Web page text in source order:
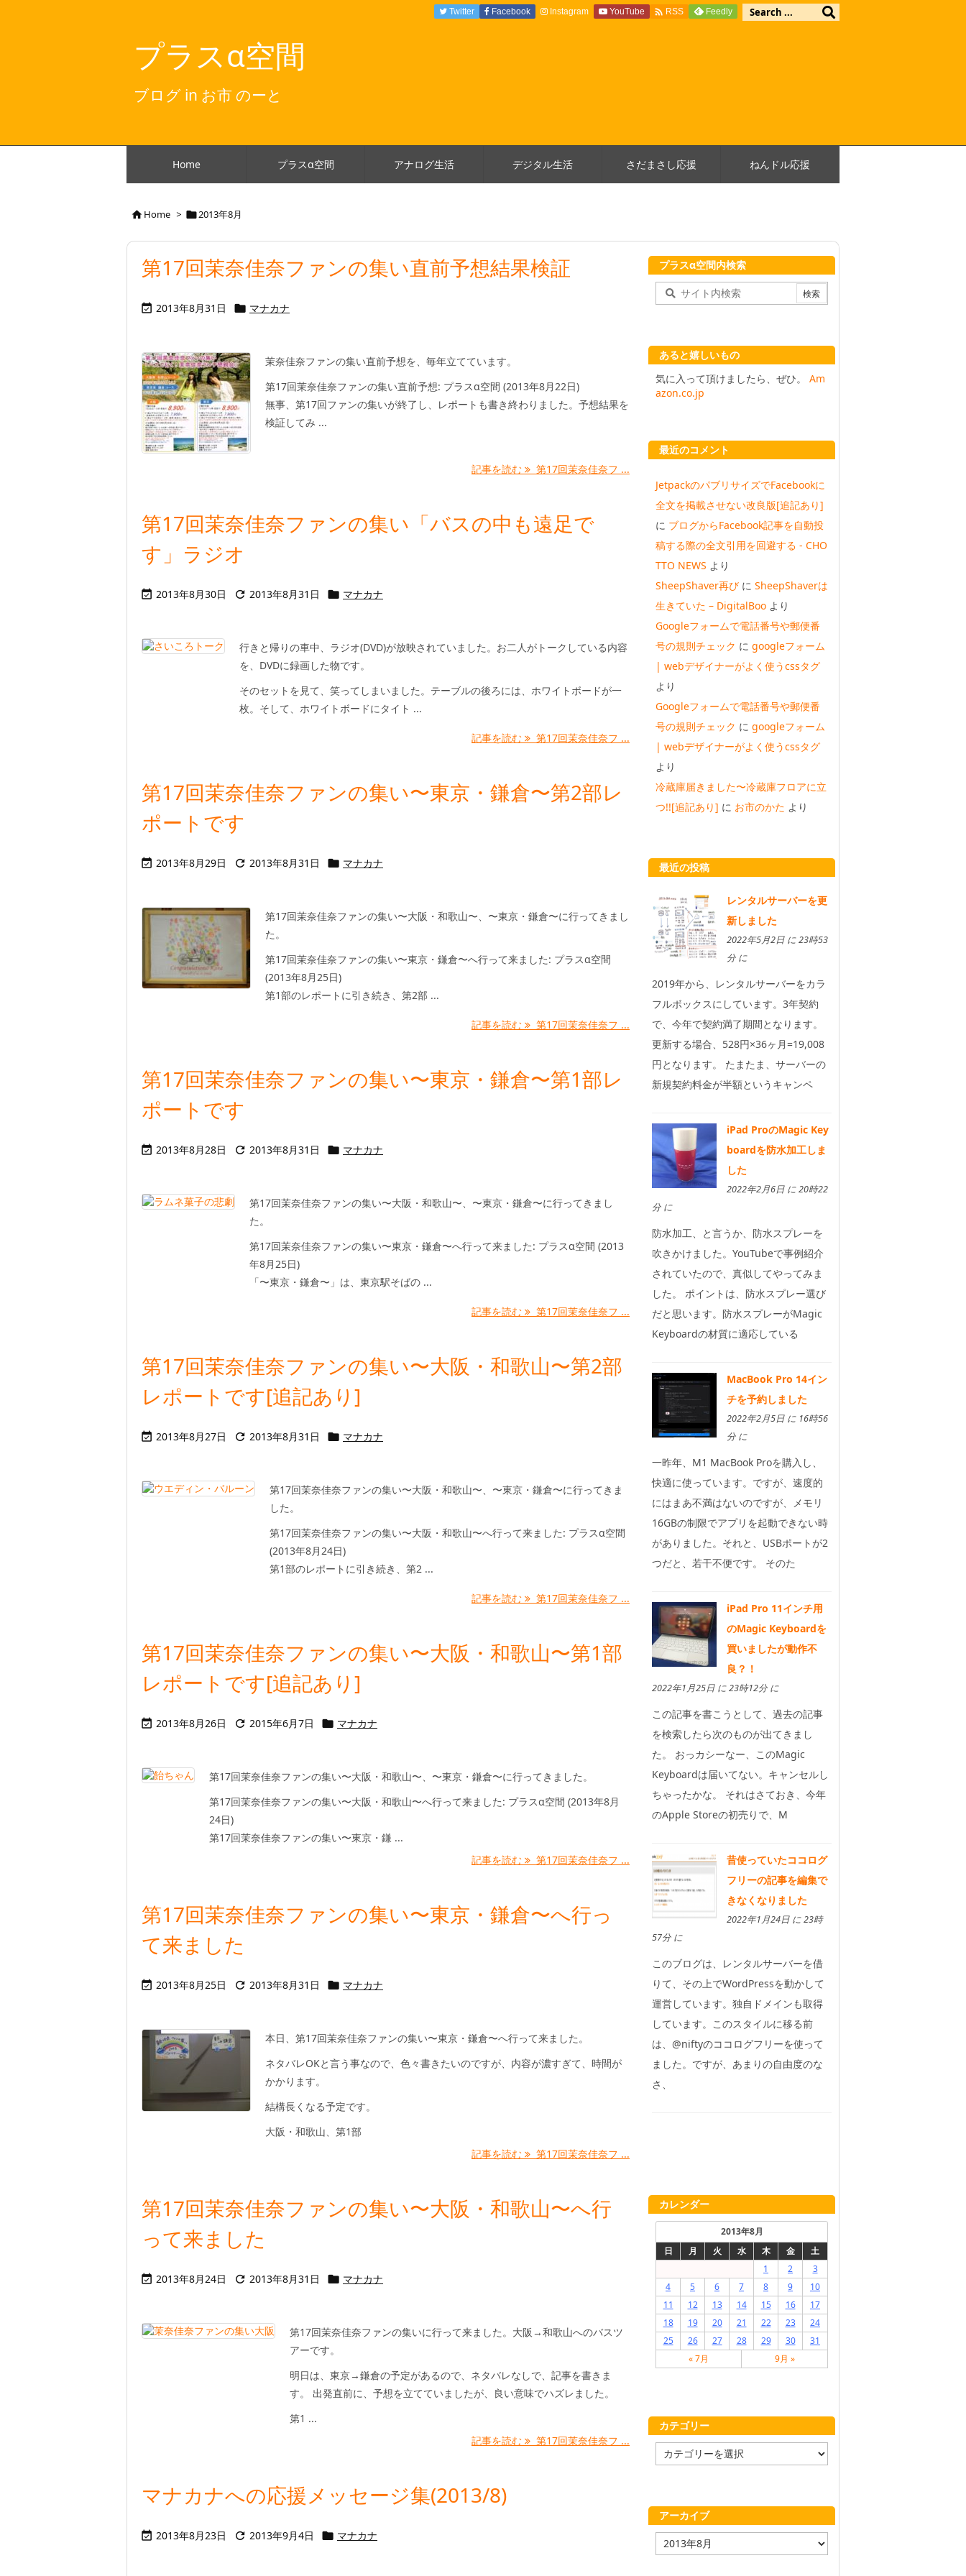
プラスα空間
ブログ in お市 のーと
Home プラスα空間 アナログ生活 デジタル生活 さだまさし応援 ねんドル応援
Twitter Facebook Instagram YouTube  RSS Feedly
Home > 2013年8月
第17回茉奈佳奈ファンの集い直前予想結果検証
 2013年8月31日  マナカナ
茉奈佳奈ファンの集い直前予想を、毎年立てています。
第17回茉奈佳奈ファンの集い直前予想: プラスα空間 (2013年8月22日)
無事、第17回ファンの集いが終了し、レポートも書き終わりました。予想結果を
検証してみ ...
記事を読む 第17回茉奈佳奈フ ...
第17回茉奈佳奈ファンの集い「バスの中も遠足で
す」ラジオ
 2013年8月30日  2013年8月31日  マナカナ
行きと帰りの車中、ラジオ(DVD)が放映されていました。お二人がトークしている内容
を、DVDに録画した物です。
そのセットを見て、笑ってしまいました。テーブルの後ろには、ホワイトボードが一
枚。そして、ホワイトボードにタイト ...
記事を読む 第17回茉奈佳奈フ ...
第17回茉奈佳奈ファンの集い〜東京・鎌倉〜第2部レ
ポートです
 2013年8月29日  2013年8月31日  マナカナ
第17回茉奈佳奈ファンの集い〜大阪・和歌山〜、〜東京・鎌倉〜に行ってきまし
た。
第17回茉奈佳奈ファンの集い〜東京・鎌倉〜へ行って来ました: プラスα空間
(2013年8月25日)
第1部のレポートに引き続き、第2部 ...
記事を読む 第17回茉奈佳奈フ ...
第17回茉奈佳奈ファンの集い〜東京・鎌倉〜第1部レ
ポートです
 2013年8月28日  2013年8月31日  マナカナ
第17回茉奈佳奈ファンの集い〜大阪・和歌山〜、〜東京・鎌倉〜に行ってきまし
た。
第17回茉奈佳奈ファンの集い〜東京・鎌倉〜へ行って来ました: プラスα空間 (2013
年8月25日)
「〜東京・鎌倉〜」は、東京駅そばの ...
記事を読む 第17回茉奈佳奈フ ...
第17回茉奈佳奈ファンの集い〜大阪・和歌山〜第2部
レポートです[追記あり]
 2013年8月27日  2013年8月31日  マナカナ
第17回茉奈佳奈ファンの集い〜大阪・和歌山〜、〜東京・鎌倉〜に行ってきま
した。
第17回茉奈佳奈ファンの集い〜大阪・和歌山〜へ行って来ました: プラスα空間
(2013年8月24日)
第1部のレポートに引き続き、第2 ...
記事を読む 第17回茉奈佳奈フ ...
第17回茉奈佳奈ファンの集い〜大阪・和歌山〜第1部
レポートです[追記あり]
 2013年8月26日  2015年6月7日  マナカナ
第17回茉奈佳奈ファンの集い〜大阪・和歌山〜、〜東京・鎌倉〜に行ってきました。
第17回茉奈佳奈ファンの集い〜大阪・和歌山〜へ行って来ました: プラスα空間 (2013年8月
24日)
第17回茉奈佳奈ファンの集い〜東京・鎌 ...
記事を読む
第17回茉奈佳奈フ ...
第17回茉奈佳奈ファンの集い〜東京・鎌倉〜へ行っ
て来ました
 2013年8月25日  2013年8月31日  マナカナ
本日、第17回茉奈佳奈ファンの集い〜東京・鎌倉〜へ行って来ました。
ネタバレOKと言う事なので、色々書きたいのですが、内容が濃すぎて、時間が
かかります。
結構長くなる予定です。
大阪・和歌山、第1部
記事を読む
第17回茉奈佳奈フ ...
第17回茉奈佳奈ファンの集い〜大阪・和歌山〜へ行
って来ました
 2013年8月24日  2013年8月31日  マナカナ
第17回茉奈佳奈ファンの集いに行って来ました。大阪→和歌山へのバスツ
アーです。
明日は、東京→鎌倉の予定があるので、ネタバレなしで、記事を書きま
す。 出発直前に、予想を立てていましたが、良い意味でハズレました。
第1 ...
記事を読む
第17回茉奈佳奈フ ...
マナカナへの応援メッセージ集(2013/8)
 2013年8月23日  2013年9月4日  マナカナ
プラスα空間内検索
あると嬉しいもの
気に入って頂けましたら、ぜひ。 Am
azon.co.jp
最近のコメント
JetpackのパブリサイズでFacebookに
全文を掲載させない改良版[追記あり]
に ブログからFacebook記事を自動投
稿する際の全文引用を回避する - CHO
TTO NEWS より
SheepShaver再び に SheepShaverは
生きていた – DigitalBoo より
Googleフォームで電話番号や郵便番
号の規則チェック に googleフォーム
| webデザイナーがよく使うcssタグ
より
Googleフォームで電話番号や郵便番
号の規則チェック に googleフォーム
| webデザイナーがよく使うcssタグ
より
冷蔵庫届きました〜冷蔵庫フロアに立
つ!![追記あり] に お市のかた より
最近の投稿
レンタルサーバーを更
新しました
2022年5月2日 に 23時53
分 に
2019年から、レンタルサーバーをカラ
フルボックスにしています。3年契約
で、今年で契約満了期間となります。
更新する場合、528円×36ヶ月=19,008
円となります。 たまたま、サーバーの
新規契約料金が半額というキャンペ
iPad ProのMagic Key
boardを防水加工しま
した
2022年2月6日 に 20時22
分 に
防水加工、と言うか、防水スプレーを
吹きかけました。YouTubeで事例紹介
されていたので、真似してやってみま
した。 ポイントは、防水スプレー選び
だと思います。防水スプレーがMagic
Keyboardの材質に適応している
MacBook Pro 14イン
チを予約しました
2022年2月5日 に 16時56
分 に
一昨年、M1 MacBook Proを購入し、
快適に使っています。ですが、速度的
にはまあ不満はないのですが、メモリ
16GBの制限でアプリを起動できない時
がありました。それと、USBポートが2
つだと、若干不便です。 そのた
iPad Pro 11インチ用
のMagic Keyboardを
買いましたが動作不
良？！
2022年1月25日 に 23時12分 に
この記事を書こうとして、過去の記事
を検索したら次のものが出てきまし
た。 おっカシーなー、このMagic
Keyboardは届いてない。キャンセルし
ちゃったかな。 それはさておき、今年
のApple Storeの初売りで、M
昔使っていたココログ
フリーの記事を編集で
きなくなりました
2022年1月24日 に 23時
57分 に
このブログは、レンタルサーバーを借
りて、その上でWordPressを動かして
運営しています。独自ドメインも取得
しています。このスタイルに移る前
は、@niftyのココログフリーを使って
ました。ですが、あまりの自由度のな
さ、
カレンダー
2013年8月
日
月 火 水 木 金
土
1
2
3
4
5 6 7 8 9
10
11
12 13 14 15 16
17
18
19 20 21 22 23
24
25
26 27 28 29 30
31
« 7月
9月 »
カテゴリー
テ
ー
アーカイブ
ア
ー